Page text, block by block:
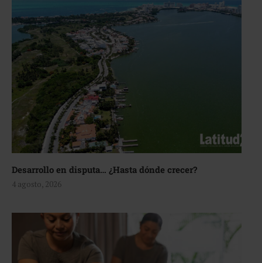
Desarrollo en disputa… ¿Hasta dónde crecer?
4 agosto, 2026